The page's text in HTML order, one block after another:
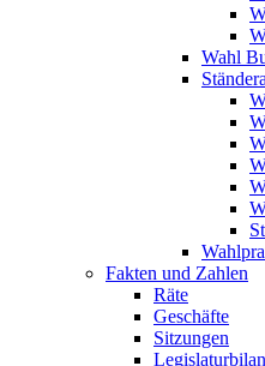
Wahl
Fakten und Zahlen
Räte
Geschäfte
Sitzungen